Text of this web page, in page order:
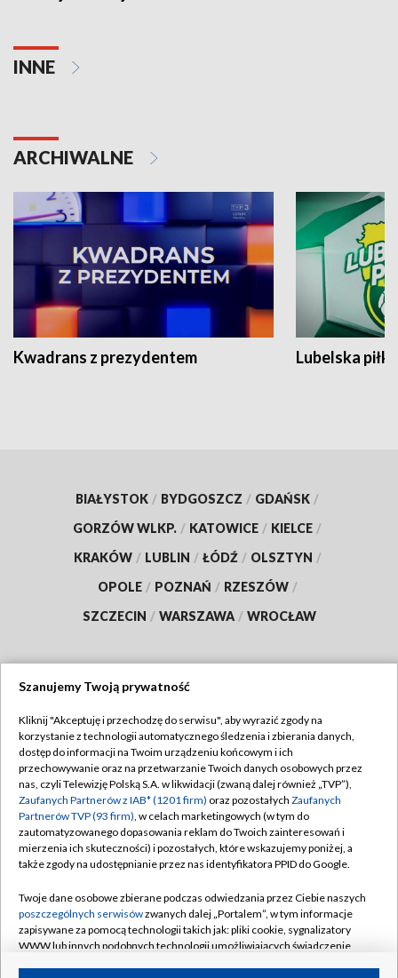
INNE
ARCHIWALNE
Kwadrans z prezydentem Lubelska piłka
BIAŁYSTOK / BYDGOSZCZ / GDAŃSK /
GORZÓW WLKP. / KATOWICE / KIELCE /
KRAKÓW / LUBLIN / ŁÓDŹ / OLSZTYN /
OPOLE / POZNAŃ / RZESZÓW /
SZCZECIN / WARSZAWA / WROCŁAW
TVP
Abonament TVP
Emisja w TVP
Centrum informacji TVP
Naziemna Telewizja Cyfrowa
Rada Programowa
System NOS
Informacje o nadawcy
Regulamin TVP
Polityka prywatności
Moje zgody
Pomoc
Kontakt
Kanały
Szanujemy Twoją prywatność
Kliknij "Akceptuję i przechodzę do serwisu", aby wyrazić zgody na
korzystanie z technologii automatycznego śledzenia i zbierania danych,
dostęp do informacji na Twoim urządzeniu końcowym i ich
przechowywanie oraz na przetwarzanie Twoich danych osobowych przez
nas, czyli Telewizję Polską S.A. w likwidacji (zwaną dalej również „TVP”),
Zaufanych Partnerów z IAB* (1201 firm) oraz pozostałych Zaufanych
Partnerów TVP (93 firm), w celach marketingowych (w tym do
zautomatyzowanego dopasowania reklam do Twoich zainteresowań i
mierzenia ich skuteczności) i pozostałych, które wskazujemy poniżej, a
także zgody na udostępnianie przez nas identyfikatora PPID do Google.
Twoje dane osobowe zbierane podczas odwiedzania przez Ciebie naszych
poszczególnych serwisówzwanych dalej „Portalem”, w tym informacje
zapisywane za pomocą technologii takich jak: pliki cookie, sygnalizatory
WWW lub innych podobnych technologii umożliwiających świadczenie